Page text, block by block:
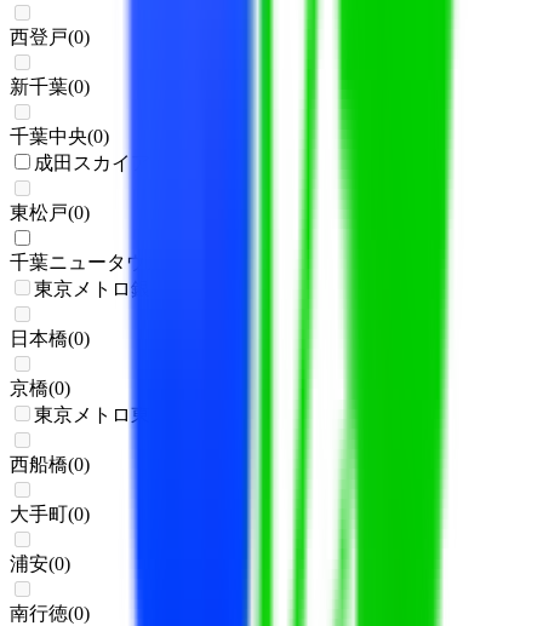
西登戸(0)
新千葉(0)
千葉中央(0)
成田スカイアクセス
東松戸(0)
千葉ニュータウン中央
東京メトロ銀座線
日本橋(0)
京橋(0)
東京メトロ東西線
西船橋(0)
大手町(0)
浦安(0)
南行徳(0)